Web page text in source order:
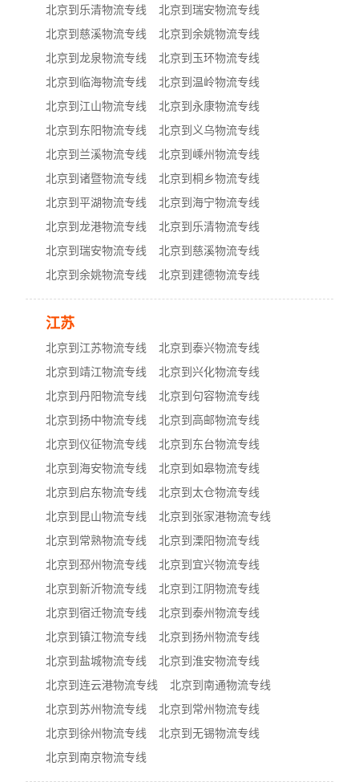
北京到乐清物流专线
北京到瑞安物流专线
北京到慈溪物流专线
北京到余姚物流专线
北京到龙泉物流专线
北京到玉环物流专线
北京到临海物流专线
北京到温岭物流专线
北京到江山物流专线
北京到永康物流专线
北京到东阳物流专线
北京到义乌物流专线
北京到兰溪物流专线
北京到嵊州物流专线
北京到诸暨物流专线
北京到桐乡物流专线
北京到平湖物流专线
北京到海宁物流专线
北京到龙港物流专线
北京到乐清物流专线
北京到瑞安物流专线
北京到慈溪物流专线
北京到余姚物流专线
北京到建德物流专线
江苏
北京到江苏物流专线
北京到泰兴物流专线
北京到靖江物流专线
北京到兴化物流专线
北京到丹阳物流专线
北京到句容物流专线
北京到扬中物流专线
北京到高邮物流专线
北京到仪征物流专线
北京到东台物流专线
北京到海安物流专线
北京到如皋物流专线
北京到启东物流专线
北京到太仓物流专线
北京到昆山物流专线
北京到张家港物流专线
北京到常熟物流专线
北京到溧阳物流专线
北京到邳州物流专线
北京到宜兴物流专线
北京到新沂物流专线
北京到江阴物流专线
北京到宿迁物流专线
北京到泰州物流专线
北京到镇江物流专线
北京到扬州物流专线
北京到盐城物流专线
北京到淮安物流专线
北京到连云港物流专线
北京到南通物流专线
北京到苏州物流专线
北京到常州物流专线
北京到徐州物流专线
北京到无锡物流专线
北京到南京物流专线